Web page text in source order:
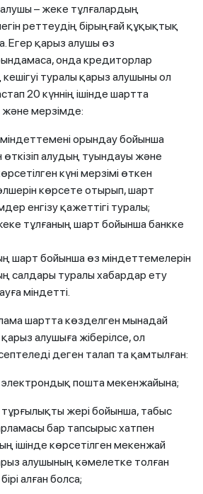
– жеке тұлғалардың
реттеудің бірыңғай құқықтық
Егер қарыз алушы өз
онда кредиторлар
туралы қарыз алушыны ол
20 күннің ішінде шартта
және мерзімде:
орындау бойынша
өткізіп алудың туындауы және
күні мерзімі өткен
көрсете отырып, шарт
енгізу қажеттігі туралы;
тұлғаның шарт бойынша банкке
шарт бойынша өз міндеттемелерін
салдары туралы хабардар ету
міндетті.
шартта көзделген мынадай
алушыға жіберілсе, ол
деген талап та қамтылған:
электрондық пошта мекенжайына;
жері бойынша, табыс
бар тапсырыс хатпен
ішінде көрсетілген мекенжай
алушының кәмелетке толған
алған болса;